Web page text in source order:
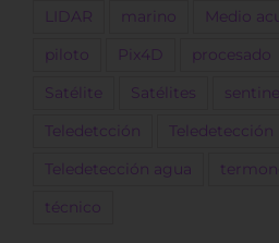
LIDAR marino Medio
piloto Pix4D procesado
Satélite Satélites sentinel
Teledetcción Teledetección
Teledetección agua
técnico